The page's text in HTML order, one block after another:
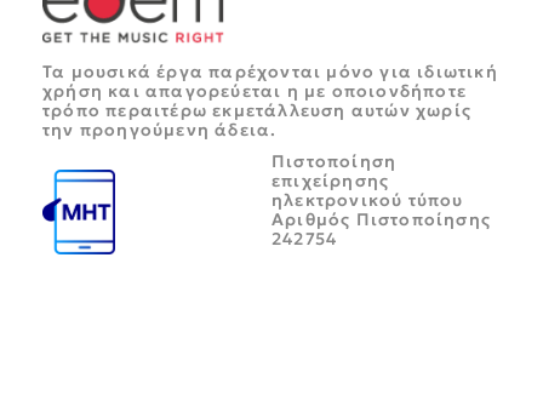
Τα μουσικά έργα παρέχονται μόνο για ιδιωτική
χρήση και απαγορεύεται η με οποιονδήποτε
τρόπο περαιτέρω εκμετάλλευση αυτών χωρίς
την προηγούμενη άδεια.
Πιστοποίηση
επιχείρησης
ηλεκτρονικού τύπου
Αριθμός Πιστοποίησης
242754